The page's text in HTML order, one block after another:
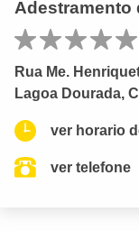
Adestramento
Rua Me.
Lagoa Dourada,
ver horario
ver telefone